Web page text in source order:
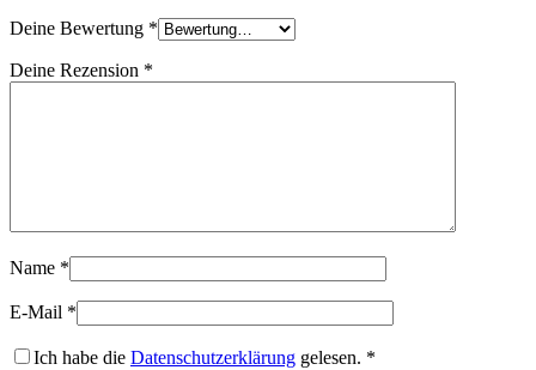
Deine Bewertung *
Deine Rezension *
Name *
E-Mail *
Ich habe die Datenschutzerklärung gelesen. *